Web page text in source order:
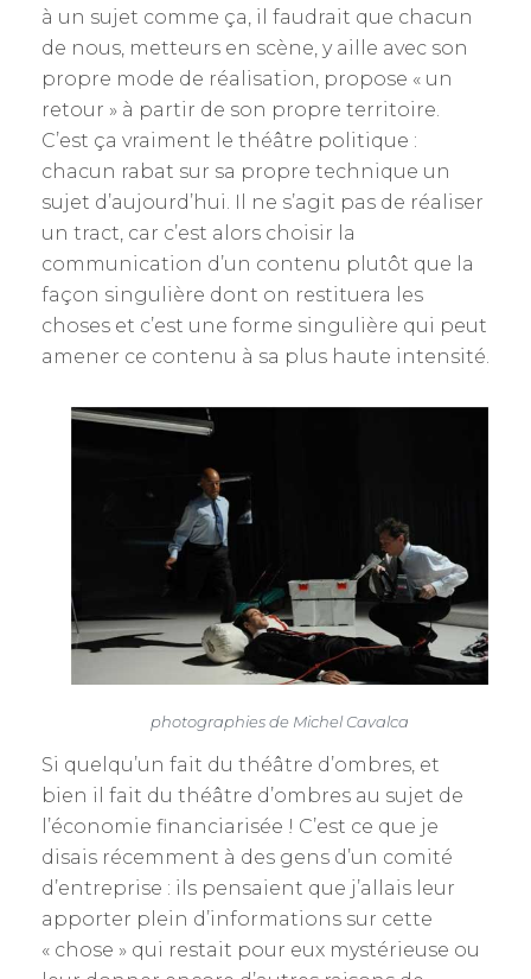
à un sujet comme ça, il faudrait que chacun
de nous, metteurs en scène, y aille avec son
propre mode de réalisation, propose « un
retour » à partir de son propre territoire.
C’est ça vraiment le théâtre politique :
chacun rabat sur sa propre technique un
sujet d’aujourd’hui. Il ne s’agit pas de réaliser
un tract, car c’est alors choisir la
communication d’un contenu plutôt que la
façon singulière dont on restituera les
choses et c’est une forme singulière qui peut
amener ce contenu à sa plus haute intensité.
photographies de Michel Cavalca
Si quelqu’un fait du théâtre d’ombres, et
bien il fait du théâtre d’ombres au sujet de
l’économie financiarisée ! C’est ce que je
disais récemment à des gens d’un comité
d’entreprise : ils pensaient que j’allais leur
apporter plein d’informations sur cette
« chose » qui restait pour eux mystérieuse ou